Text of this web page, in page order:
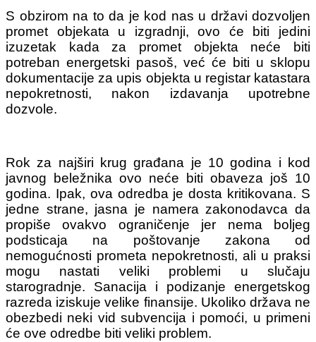
S obzirom na to da je kod nas u državi dozvoljen
promet objekata u izgradnji, ovo će biti jedini
izuzetak kada za promet objekta neće biti
potreban energetski pasoš, već će biti u sklopu
dokumentacije za upis objekta u registar katastara
nepokretnosti, nakon izdavanja upotrebne
dozvole.
Rok za najširi krug građana je 10 godina i kod
javnog beležnika ovo neće biti obaveza još 10
godina. Ipak, ova odredba je dosta kritikovana. S
jedne strane, jasna je namera zakonodavca da
propiše ovakvo ograničenje jer nema boljeg
podsticaja na poštovanje zakona od
nemogućnosti prometa nepokretnosti, ali u praksi
mogu nastati veliki problemi u slučaju
starogradnje. Sanacija i podizanje energetskog
razreda iziskuje velike finansije. Ukoliko država ne
obezbedi neki vid subvencija i pomoći, u primeni
će ove odredbe biti veliki problem.